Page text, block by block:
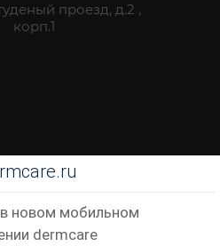
В КОРЗИНУ
проезд, д.2 ,
корп.1
- интернет-магазин косметики
новом мобильном
dermcare